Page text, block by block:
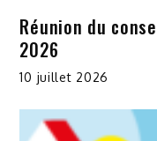
Réunion du
2026
10 juillet 2026